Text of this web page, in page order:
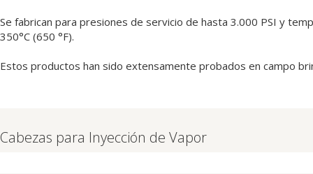
Se fabrican para presiones de servicio de hasta 3.000 PSI y
350°C (650 °F).
Estos productos han sido extensamente probados en campo
Cabezas para Inyección de Vapor